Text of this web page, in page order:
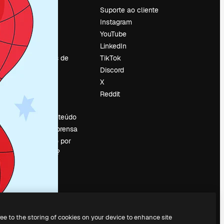
Preços
Sobre nós
Reviews
Emprego
Tendências de
Slidesgo
Vender conteúdo
Sala de imprensa
Procurando por
magnific.ai?
Suporte ao cliente
Instagram
YouTube
LinkedIn
TikTok
Discord
X
Reddit
to the storing of cookies on your device to enhance site